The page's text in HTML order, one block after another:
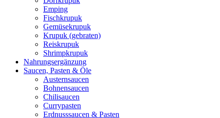
Emping
Fischkrupuk
Gemüsekrupuk
Krupuk (gebraten)
Reiskrupuk
Shrimpkrupuk
Nahrungsergänzung
Saucen, Pasten & Öle
Austernsaucen
Bohnensaucen
Chilisaucen
Currypasten
Erdnusssaucen & Pasten